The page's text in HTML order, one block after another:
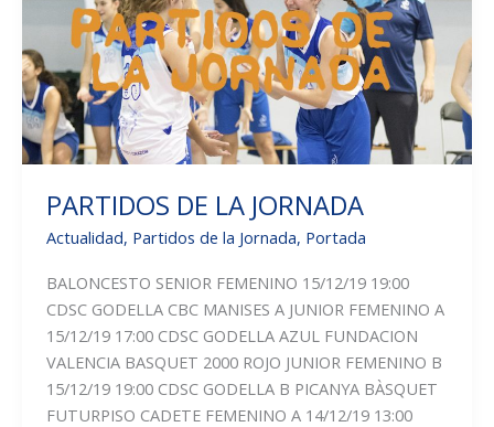
PARTIDOS DE LA JORNADA
Actualidad, Partidos de la Jornada, Portada
BALONCESTO SENIOR FEMENINO 15/12/19 19:00
CDSC GODELLA CBC MANISES A JUNIOR FEMENINO A
15/12/19 17:00 CDSC GODELLA AZUL FUNDACION
VALENCIA BASQUET 2000 ROJO JUNIOR FEMENINO B
15/12/19 19:00 CDSC GODELLA B PICANYA BÀSQUET
FUTURPISO CADETE FEMENINO A 14/12/19 13:00